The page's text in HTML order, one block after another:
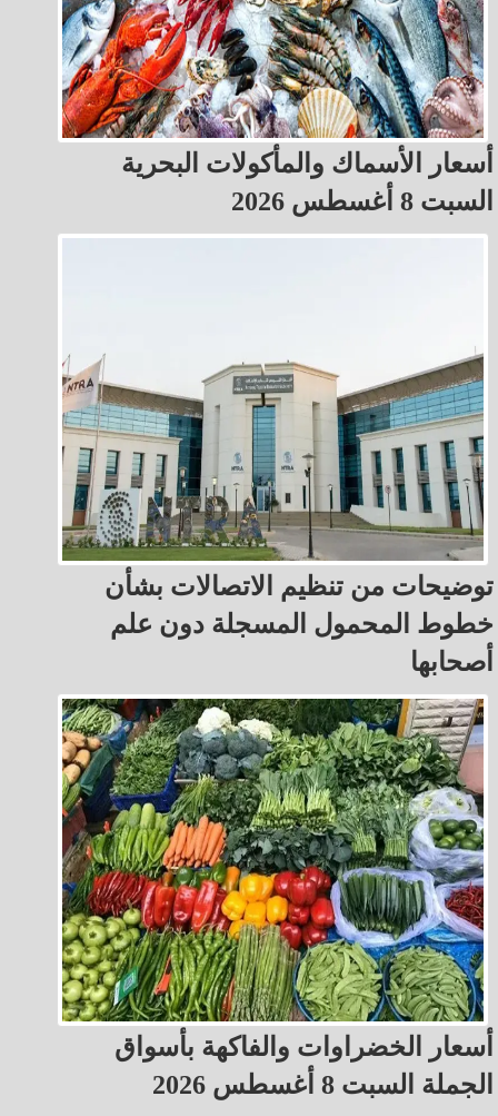
أسعار الأسماك والمأكولات البحرية
السبت 8 أغسطس 2026
توضيحات من تنظيم الاتصالات بشأن
خطوط المحمول المسجلة دون علم
أصحابها
أسعار الخضراوات والفاكهة بأسواق
الجملة السبت 8 أغسطس 2026